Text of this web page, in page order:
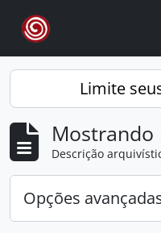
Skip to main content
Limite
Mostrando
Descrição
Opções